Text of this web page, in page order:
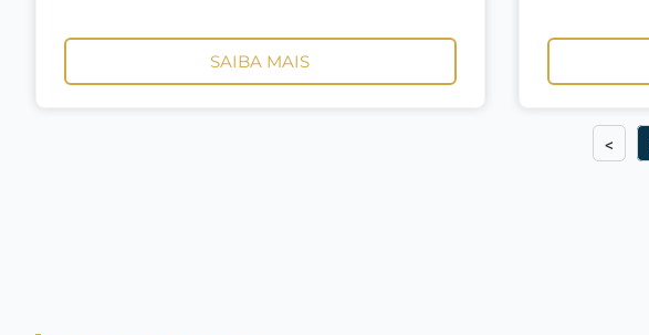
SAIBA MAIS
<